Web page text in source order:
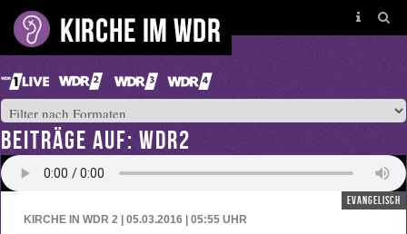
BEITRÄGE AUF: WDR2
evangelisch
KIRCHE IN WDR 2 | 05.03.2016 | 05:55 UHR